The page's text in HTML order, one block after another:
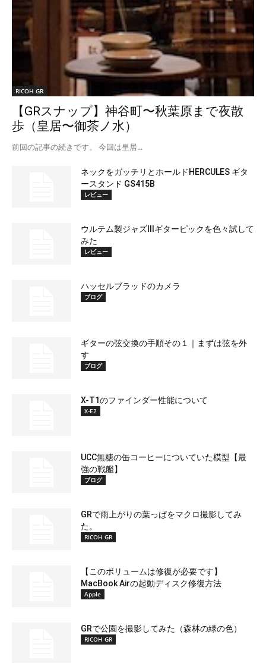
RICOH GR
【GRスナップ】神谷町〜秋葉原まで夜散
歩（皇居〜御茶ノ水）
前回の記事の続きです。 今回は皇居...
ネックをガッチリとホールドHERCULES ギタ
ースタンド GS415B
レビュー
ウルテム製ジャズⅢギターピックを色々試して
みた
レビュー
ハッセルブラッドのカメラ
ブログ
ギターの弦交換の手順その１｜まずは弦を外
す
ブログ
X-T1のファインダー性能について
X-E2
UCC無糖の缶コーヒーについていた模型【最
強の戦艦】
ブログ
GRで雨上がりの葉っぱをマクロ撮影してみ
た。
RICOH GR
【このボリュームは修復が必要です】
MacBook Airの起動ディスク修復方法
Apple
GRで公園を撮影してみた（森林の緑の色）
RICOH GR